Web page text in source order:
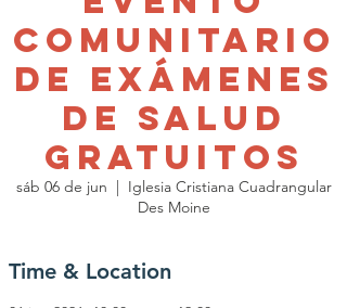
Comunitario
de Exámenes
de Salud
Gratuitos
sáb 06 de jun
  |
Iglesia Cristiana Cuadrangular
Des Moine
Time & Location